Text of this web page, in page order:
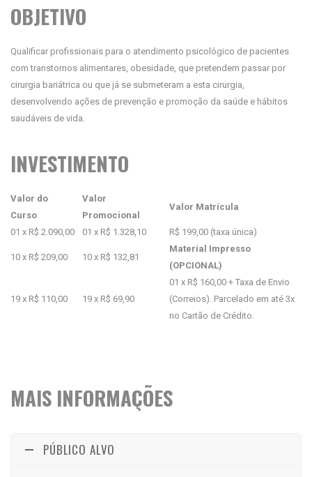
OBJETIVO
Qualificar profissionais para o atendimento psicológico de pacientes
com transtornos alimentares, obesidade, que pretendem passar por
cirurgia bariátrica ou que já se submeteram a esta cirurgia,
desenvolvendo ações de prevenção e promoção da saúde e hábitos
saudáveis de vida.
INVESTIMENTO
Valor do
Curso
Valor
Promocional
Valor Matrícula
01 x R$ 2.090,00 01 x R$ 1.328,10 R$ 199,00 (taxa única)
10 x R$ 209,00 10 x R$ 132,81
Material Impresso
(OPCIONAL)
19 x R$ 110,00 19 x R$ 69,90
01 x R$ 160,00 + Taxa de Envio
(Correios). Parcelado em até 3x
no Cartão de Crédito.
MAIS INFORMAÇÕES
PÚBLICO ALVO